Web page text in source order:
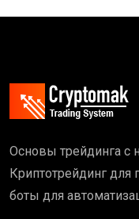
Основы трейдинга с
Криптотрейдинг для
боты для